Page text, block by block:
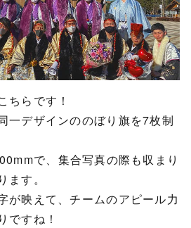
ちらです！
一デザインののぼり旗を7枚制
で、集合写真の際も収まり
す。
が映えて、チームのアピール力
ですね！